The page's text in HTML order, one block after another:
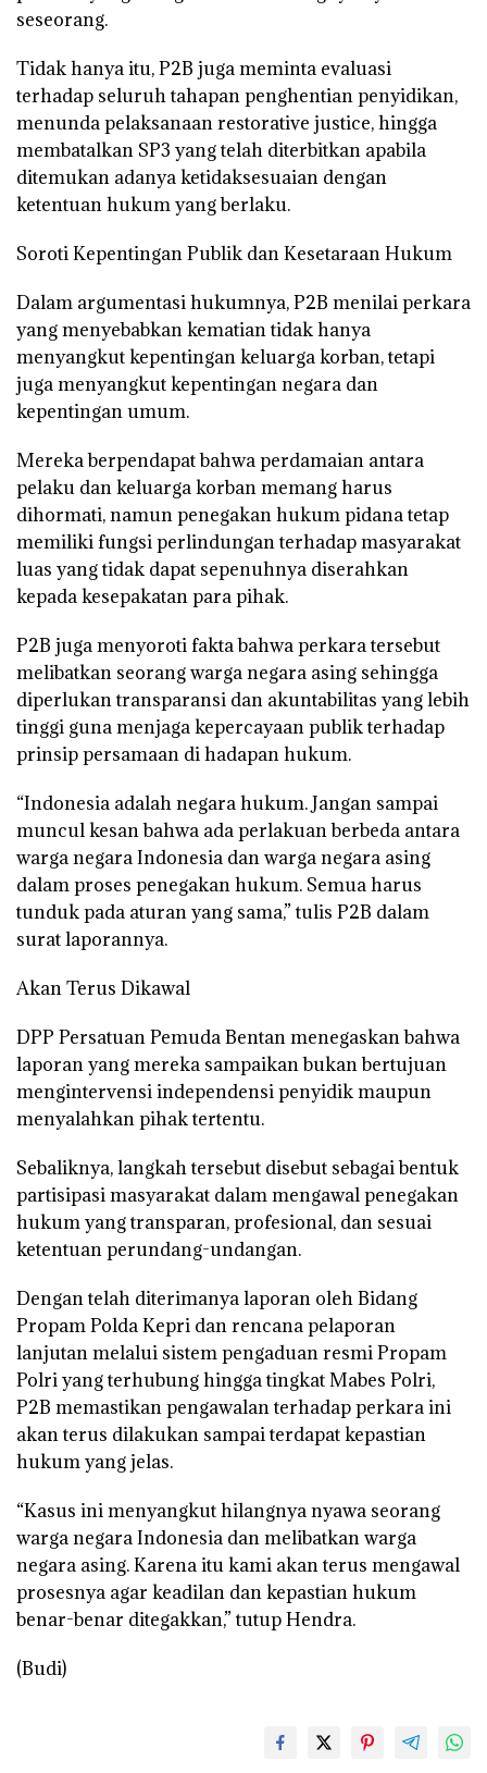
seseorang.
Tidak hanya itu, P2B juga meminta evaluasi
terhadap seluruh tahapan penghentian penyidikan,
menunda pelaksanaan restorative justice, hingga
membatalkan SP3 yang telah diterbitkan apabila
ditemukan adanya ketidaksesuaian dengan
ketentuan hukum yang berlaku.
Soroti Kepentingan Publik dan Kesetaraan Hukum
Dalam argumentasi hukumnya, P2B menilai perkara
yang menyebabkan kematian tidak hanya
menyangkut kepentingan keluarga korban, tetapi
juga menyangkut kepentingan negara dan
kepentingan umum.
Mereka berpendapat bahwa perdamaian antara
pelaku dan keluarga korban memang harus
dihormati, namun penegakan hukum pidana tetap
memiliki fungsi perlindungan terhadap masyarakat
luas yang tidak dapat sepenuhnya diserahkan
kepada kesepakatan para pihak.
P2B juga menyoroti fakta bahwa perkara tersebut
melibatkan seorang warga negara asing sehingga
diperlukan transparansi dan akuntabilitas yang lebih
tinggi guna menjaga kepercayaan publik terhadap
prinsip persamaan di hadapan hukum.
“Indonesia adalah negara hukum. Jangan sampai
muncul kesan bahwa ada perlakuan berbeda antara
warga negara Indonesia dan warga negara asing
dalam proses penegakan hukum. Semua harus
tunduk pada aturan yang sama,” tulis P2B dalam
surat laporannya.
Akan Terus Dikawal
DPP Persatuan Pemuda Bentan menegaskan bahwa
laporan yang mereka sampaikan bukan bertujuan
mengintervensi independensi penyidik maupun
menyalahkan pihak tertentu.
Sebaliknya, langkah tersebut disebut sebagai bentuk
partisipasi masyarakat dalam mengawal penegakan
hukum yang transparan, profesional, dan sesuai
ketentuan perundang-undangan.
Dengan telah diterimanya laporan oleh Bidang
Propam Polda Kepri dan rencana pelaporan
lanjutan melalui sistem pengaduan resmi Propam
Polri yang terhubung hingga tingkat Mabes Polri,
P2B memastikan pengawalan terhadap perkara ini
akan terus dilakukan sampai terdapat kepastian
hukum yang jelas.
“Kasus ini menyangkut hilangnya nyawa seorang
warga negara Indonesia dan melibatkan warga
negara asing. Karena itu kami akan terus mengawal
prosesnya agar keadilan dan kepastian hukum
benar-benar ditegakkan,” tutup Hendra.
(Budi)